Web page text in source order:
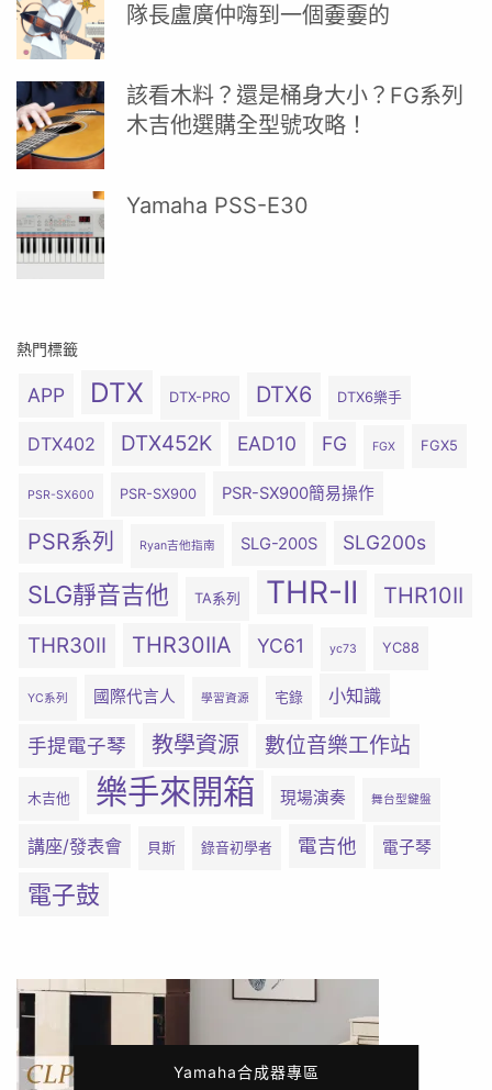
隊長盧廣仲嗨到一個嫑嫑的
該看木料？還是桶身大小？FG系列
木吉他選購全型號攻略！
Yamaha PSS-E30
熱門標籤
APP DTX DTX-PRO DTX6 DTX6樂手
DTX402 DTX452K EAD10 FG FGX FGX5
PSR-SX600 PSR-SX900 PSR-SX900簡易操作
PSR系列 Ryan吉他指南 SLG-200S SLG200s
SLG靜音吉他 TA系列 THR-II THR10II
THR30II THR30IIA YC61 yc73 YC88
YC系列 國際代言人 學習資源 宅錄 小知識
手提電子琴 教學資源 數位音樂工作站
木吉他 樂手來開箱 現場演奏 舞台型鍵盤
講座/發表會 貝斯 錄音初學者 電吉他 電子琴
電子鼓
Yamaha合成器專區